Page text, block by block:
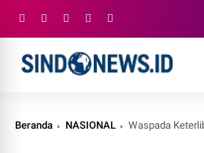
Beranda NASIONAL Waspada Keterlibatan